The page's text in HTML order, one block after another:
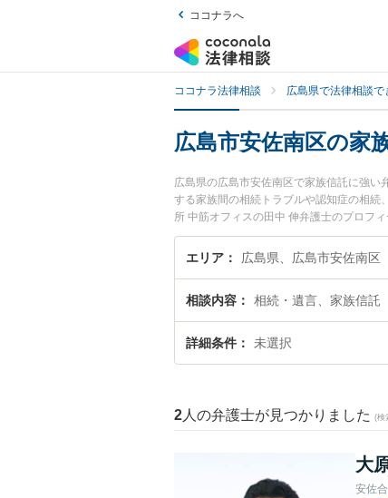
ココナラへ
ココナラ法律相談 広島県で法律相談で
広島市安佐南区の家
広島県の広島市安佐南区で家族信託に強
する家族間の相続トラブルや認知症の相続
所 中筋オフィスの田中 伸弁護士のプロフ
士に相談したい』『家族信託のトラブル
などでお困りの相談者さんにおすすめです。
エリア 広島県、広島市安佐南区
相談内容 相続・遺言、家族信託
詳細条件 未選択
2 人の弁護士が見つかりました (検
大
安佐